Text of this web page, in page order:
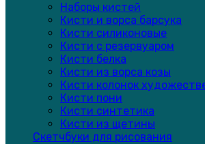
Наборы кистей
Кисти и ворса барсука
Кисти силиконовые
Кисти с резервуаром
Кисти белка
Кисти из ворса козы
Кисти колонок
Кисти пони
Кисти синтетика
Кисти из щетины
Скетчбуки для рисования